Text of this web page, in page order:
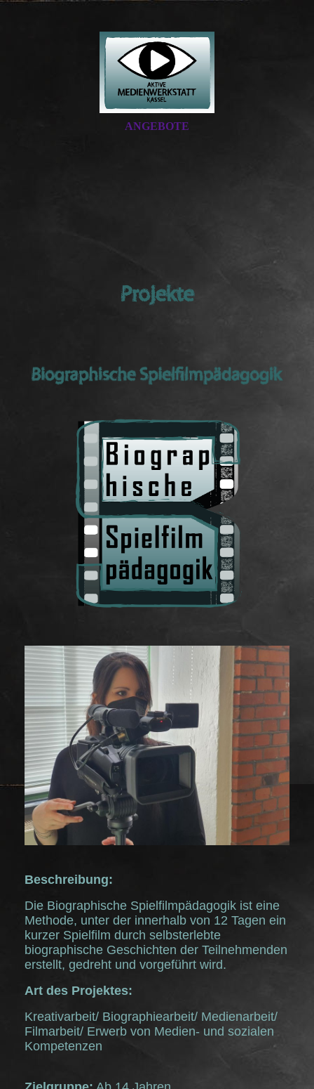
ANGEBOTE
Beschreibung:
Die Biographische Spielfilmpädagogik ist eine
Methode, unter der innerhalb von 12 Tagen ein
kurzer Spielfilm durch selbsterlebte
biographische Geschichten der Teilnehmenden
erstellt, gedreht und vorgeführt wird.
Art des Projektes:
Kreativarbeit/ Biographiearbeit/ Medienarbeit/
Filmarbeit/ Erwerb von Medien- und sozialen
Kompetenzen